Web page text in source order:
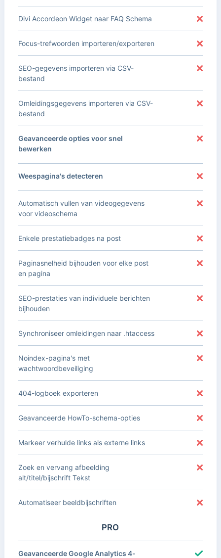
Divi Accordeon Widget naar FAQ Schema
Focus-trefwoorden importeren/exporteren
SEO-gegevens importeren via CSV-
bestand
Omleidingsgegevens importeren via CSV-
bestand
Geavanceerde opties voor snel
bewerken
Weespagina's detecteren
Automatisch vullen van videogegevens
voor videoschema
Enkele prestatiebadges na post
Paginasnelheid bijhouden voor elke post
en pagina
SEO-prestaties van individuele berichten
bijhouden
Synchroniseer omleidingen naar .htaccess
Noindex-pagina's met
wachtwoordbeveiliging
404-logboek exporteren
Geavanceerde HowTo-schema-opties
Markeer verhulde links als externe links
Zoek en vervang afbeelding
alt/titel/bijschrift Tekst
Automatiseer beeldbijschriften
PRO
Geavanceerde Google Analytics 4-